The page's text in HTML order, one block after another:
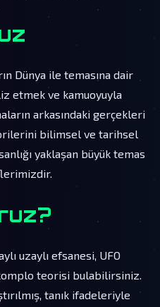
Dünya ile temasına dair
etmek ve kamuoyuyla
arkasındaki gerçekleri
bilimsel ve tarihsel
yaklaşan büyük temas
uzaylı efsanesi, UFO
teorisi bulabilirsiniz.
tanık ifadeleriyle